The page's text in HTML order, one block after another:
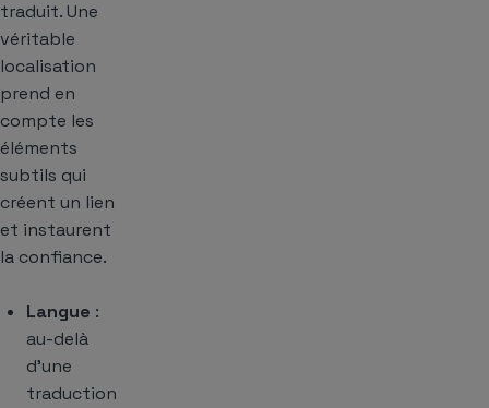
traduit. Une
véritable
localisation
prend en
compte les
éléments
subtils qui
créent un lien
et instaurent
la confiance.
Langue :
au-delà
d’une
traduction